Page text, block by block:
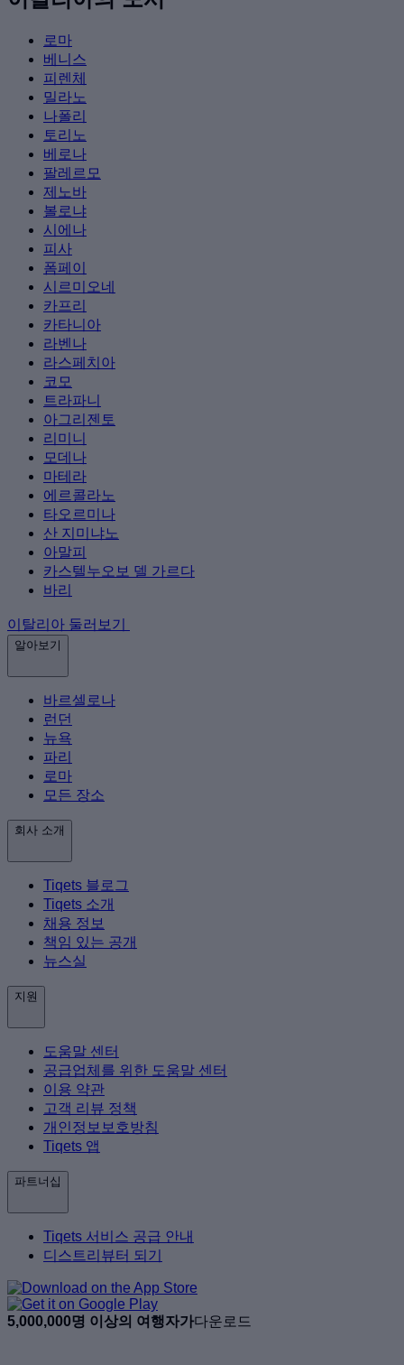
로마
베니스
피렌체
밀라노
나폴리
토리노
베로나
팔레르모
제노바
볼로냐
시에나
피사
폼페이
시르미오네
카프리
카타니아
라벤나
라스페치아
코모
트라파니
아그리젠토
리미니
모데나
마테라
에르콜라노
타오르미나
산 지미냐노
아말피
카스텔누오보 델 가르다
바리
이탈리아 둘러보기
알아보기
바르셀로나
런던
뉴욕
파리
로마
모든 장소
회사 소개
Tiqets 블로그
Tiqets 소개
채용 정보
책임 있는 공개
뉴스실
지원
도움말 센터
공급업체를 위한 도움말 센터
이용 약관
고객 리뷰 정책
개인정보보호방침
Tiqets 앱
파트너십
Tiqets 서비스 공급 안내
디스트리뷰터 되기
5,000,000명 이상의 여행자가다운로드